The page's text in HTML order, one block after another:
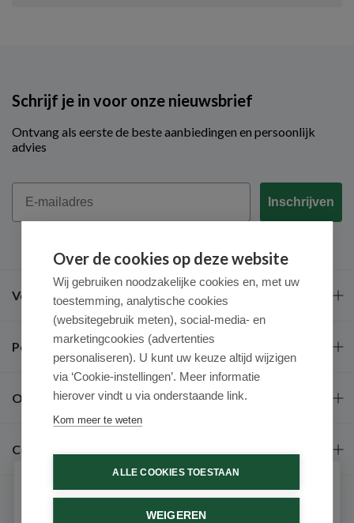
Schrijf je in voor onze nieuwsbrief
Ontvang als eerste de beste aanbiedingen en persoonlijk
advies
Email
Inschrijven
Veel gestelde vragen
Populaire merken
Over ons
Contact
Over de cookies op deze website
Wij gebruiken noodzakelijke cookies en, met uw
toestemming, analytische cookies
(websitegebruik meten), social-media- en
marketingcookies (advertenties
personaliseren). U kunt uw keuze altijd wijzigen
via ‘Cookie-instellingen’. Meer informatie
hierover vindt u via onderstaande link.
Kom meer te weten
ALLE COOKIES TOESTAAN
WEIGEREN
Schrijf je in voor onze nieuwsbrief